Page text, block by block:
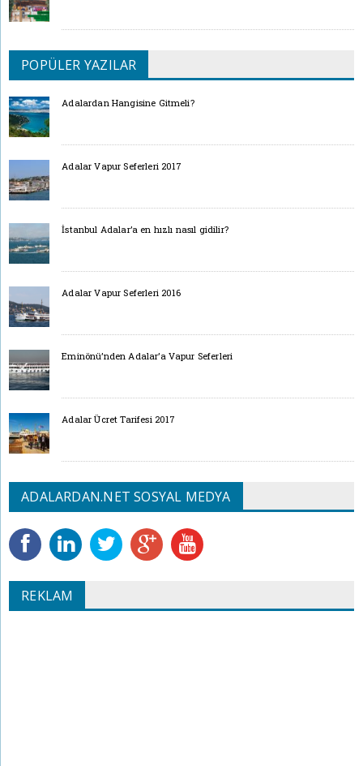
POPÜLER YAZILAR
Adalardan Hangisine Gitmeli?
Adalar Vapur Seferleri 2017
İstanbul Adalar’a en hızlı nasıl gidilir?
Adalar Vapur Seferleri 2016
Eminönü’nden Adalar’a Vapur Seferleri
Adalar Ücret Tarifesi 2017
ADALARDAN.NET SOSYAL MEDYA
REKLAM